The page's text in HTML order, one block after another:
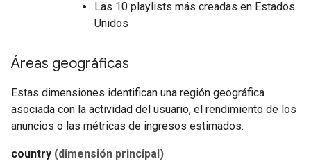
Las 10 playlists más creadas en Estados
Unidos
Áreas geográficas
Estas dimensiones identifican una región geográfica
asociada con la actividad del usuario, el rendimiento de los
anuncios o las métricas de ingresos estimados.
country (dimensión principal)